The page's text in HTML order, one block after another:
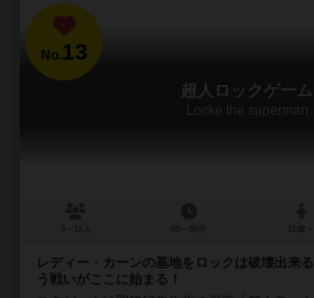
No.13
超人ロックゲーム
Locke the superman
レディー・カーンの基地をロックは破壊出来
う戦いがここに始まる！